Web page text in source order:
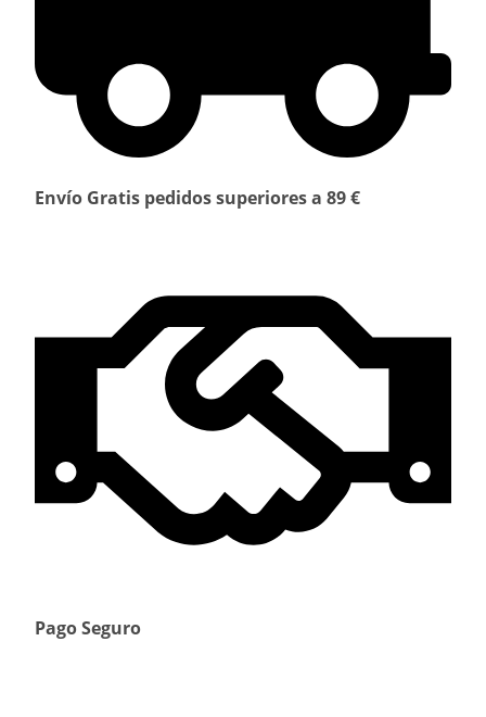
Envío Gratis pedidos superiores a 89 €
Pago Seguro